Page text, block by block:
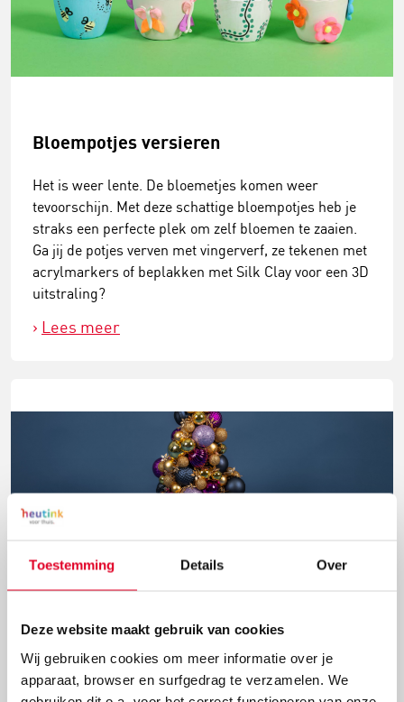
Toestemming Details Over
Deze website maakt gebruik van cookies
Wij gebruiken cookies om meer informatie over je
apparaat, browser en surfgedrag te verzamelen. We
Bloempotjes versieren
Het is weer lente. De bloemetjes komen weer
tevoorschijn. Met deze schattige bloempotjes heb je
straks een perfecte plek om zelf bloemen te zaaien.
Ga jij de potjes verven met vingerverf, ze tekenen met
acrylmarkers of beplakken met Silk Clay voor een 3D
uitstraling?
Lees meer
verschillende groottes van kerstballen en
versieringen aan elkaar tot deze mooie